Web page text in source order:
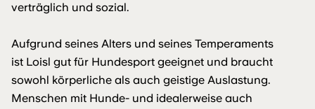
verträglich und sozial.
Aufgrund seines Alters und seines Temperaments
ist Loisl gut für Hundesport geeignet und braucht
sowohl körperliche als auch geistige Auslastung.
Menschen mit Hunde- und idealerweise auch